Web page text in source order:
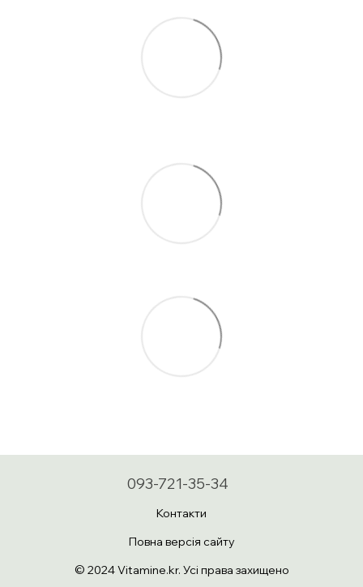
093-721-35-34
Контакти
Повна версія сайту
© 2024 Vitamine.kr. Усі права захищено